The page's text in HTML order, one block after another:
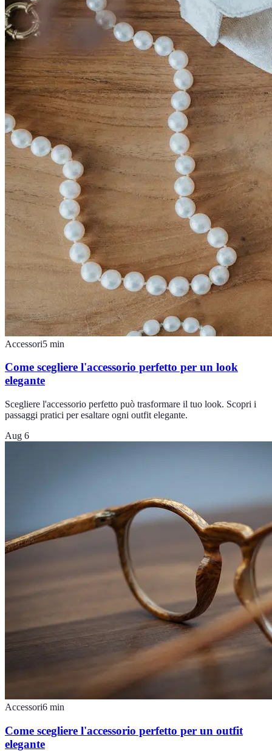
Accessori5 min
Come scegliere l'accessorio perfetto per un look
elegante
Scegliere l'accessorio perfetto può trasformare il tuo look. Scopri i
passaggi pratici per esaltare ogni outfit elegante.
Aug 6
Accessori6 min
Come scegliere l'accessorio perfetto per un outfit
elegante